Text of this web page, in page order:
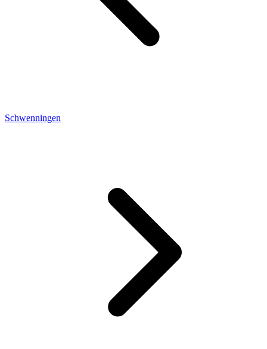
Schwenningen